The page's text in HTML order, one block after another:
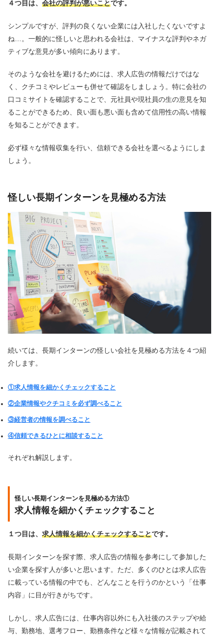
４つ目は、 会社の評判が悪いことです。
シンプルですが、評判の良くない企業には入社したくないですよ
ね…。一般的に怪しいと思われる会社は、マイナスな評判やネガ
ティブな意見が多い傾向にあります。
そのような会社を避けるためには、求人広告の情報だけではな
く、クチコミやレビューも併せて確認をしましょう。特に会社の
口コミサイトを確認することで、元社員や現社員の生の意見を知
ることができるため、良い面も悪い面も含めて信用性の高い情報
を知ることができます。
必ず様々な情報収集を行い、信頼できる会社を選べるようにしま
しょう。
怪しい長期インターンを見極める方法
続いては、長期インターンの怪しい会社を見極める方法を４つ紹
介します。
①求人情報を細かくチェックすること
②企業情報やクチコミを必ず調べること
③経営者の情報を調べること
④信頼できるひとに相談すること
それぞれ解説します。
怪しい長期インターンを見極める方法①
求人情報を細かくチェックすること
１つ目は、 求人情報を細かくチェックすることです。
長期インターンを探す際、求人広告の情報を参考にして参加した
い企業を探す人が多いと思います。ただ、多くのひとは求人広告
に載っている情報の中でも、どんなことを行うのかという「仕事
内容」に目が行きがちです。
しかし、求人広告には、仕事内容以外にも入社後のステップや給
与、勤務地、選考フロー、勤務条件など様々な情報が記載されて